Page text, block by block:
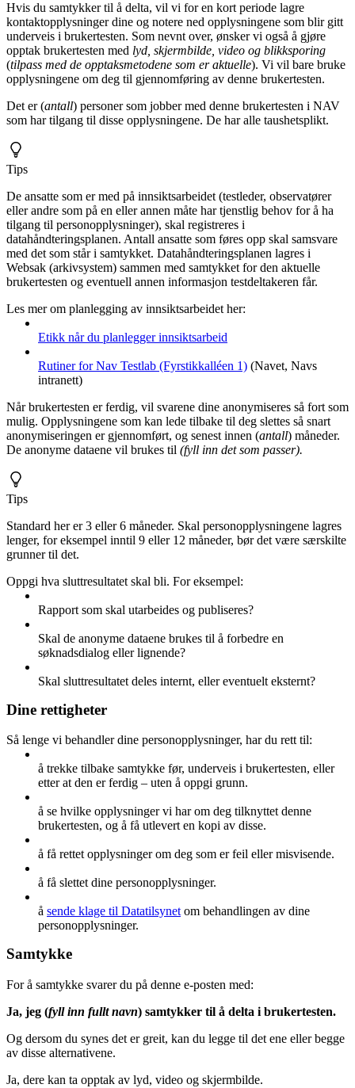
Hvis du samtykker til å delta, vil vi for en kort periode lagre
kontaktopplysninger dine og notere ned opplysningene som blir gitt
underveis i brukertesten. Som nevnt over, ønsker vi også å gjøre
opptak brukertesten med lyd, skjermbilde, video og blikksporing
(tilpass med de opptaksmetodene som er aktuelle). Vi vil bare bruke
opplysningene om deg til gjennomføring av denne brukertesten.
Det er (antall) personer som jobber med denne brukertesten i NAV
som har tilgang til disse opplysningene. De har alle taushetsplikt.
Tips
De ansatte som er med på innsiktsarbeidet (testleder, observatører
eller andre som på en eller annen måte har tjenstlig behov for å ha
tilgang til personopplysninger), skal registreres i
datahåndteringsplanen. Antall ansatte som føres opp skal samsvare
med det som står i samtykket. Datahåndteringsplanen lagres i
Websak (arkivsystem) sammen med samtykket for den aktuelle
brukertesten og eventuell annen informasjon testdeltakeren får.
Les mer om planlegging av innsiktsarbeidet her:
Etikk når du planlegger innsiktsarbeid
Rutiner for Nav Testlab (Fyrstikkalléen 1) (Navet, Navs
intranett)
Når brukertesten er ferdig, vil svarene dine anonymiseres så fort som
mulig. Opplysningene som kan lede tilbake til deg slettes så snart
anonymiseringen er gjennomført, og senest innen (antall) måneder.
De anonyme dataene vil brukes til (fyll inn det som passer).
Tips
Standard her er 3 eller 6 måneder. Skal personopplysningene lagres
lenger, for eksempel inntil 9 eller 12 måneder, bør det være særskilte
grunner til det.
Oppgi hva sluttresultatet skal bli. For eksempel:
Rapport som skal utarbeides og publiseres?
Skal de anonyme dataene brukes til å forbedre en
søknadsdialog eller lignende?
Skal sluttresultatet deles internt, eller eventuelt eksternt?
Dine rettigheter
Så lenge vi behandler dine personopplysninger, har du rett til:
å trekke tilbake samtykke før, underveis i brukertesten, eller
etter at den er ferdig – uten å oppgi grunn.
å se hvilke opplysninger vi har om deg tilknyttet denne
brukertesten, og å få utlevert en kopi av disse.
å få rettet opplysninger om deg som er feil eller misvisende.
å få slettet dine personopplysninger.
å sende klage til Datatilsynet om behandlingen av dine
personopplysninger.
Samtykke
For å samtykke svarer du på denne e-posten med:
Ja, jeg (fyll inn fullt navn) samtykker til å delta i brukertesten.
Og dersom du synes det er greit, kan du legge til det ene eller begge
av disse alternativene.
Ja, dere kan ta opptak av lyd, video og skjermbilde.